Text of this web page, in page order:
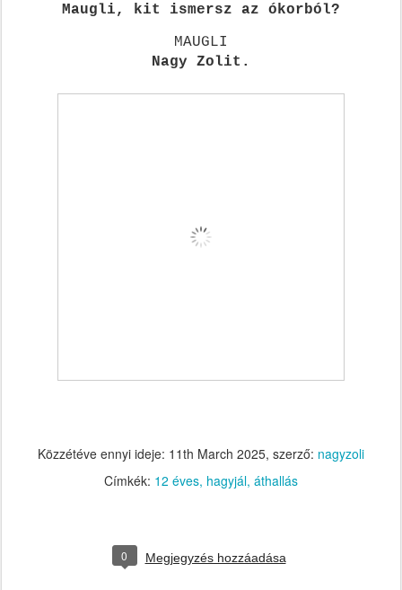
Maugli, kit ismersz az ókorból?
MAUGLI
Nagy Zolit.
Közzétéve ennyi ideje: 11th March 2025, szerző: nagyzoli
Címkék: 12 éves hagyjál áthallás
0 Megjegyzés hozzáadása